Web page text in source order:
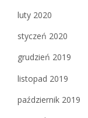
luty 2020
styczeń 2020
grudzień 2019
listopad 2019
październik 2019